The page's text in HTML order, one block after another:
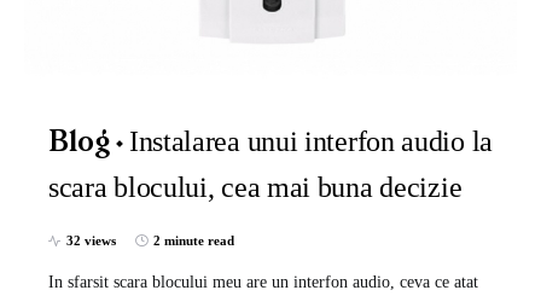
Blog
Instalarea unui interfon audio la
scara blocului, cea mai buna decizie
32 views 2 minute read
In sfarsit scara blocului meu are un interfon audio, ceva ce atat